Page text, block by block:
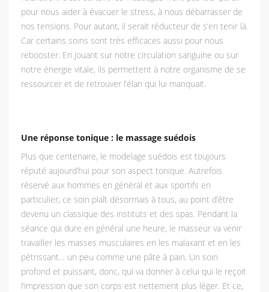
pour nous aider à évacuer le stress, à nous débarrasser de
nos tensions. Pour autant, il serait réducteur de s’en tenir là.
Car certains soins sont très efficaces aussi pour nous
rebooster. En jouant sur notre circulation sanguine ou sur
notre énergie vitale, ils permettent à notre organisme de se
ressourcer et de retrouver l’élan qui lui manquait.
Une réponse tonique : le massage suédois
Plus que centenaire, le modelage suédois est toujours
réputé aujourd’hui pour son aspect tonique. Autrefois
réservé aux hommes en général et aux sportifs en
particulier, ce soin plaît désormais à tous, au point d’être
devenu un classique des instituts et des spas. Pendant la
séance qui dure en général une heure, le masseur va venir
travailler les masses musculaires en les malaxant et en les
pétrissant… un peu comme une pâte à pain. Un soin
profond et puissant, donc, qui va donner à celui qui le reçoit
l’impression que son corps est nettement plus léger. Et ce,